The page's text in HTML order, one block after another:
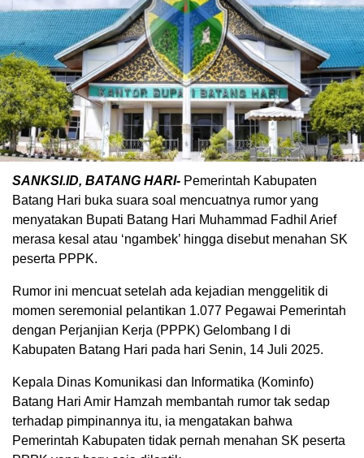
SANKSI.ID, BATANG HARI- Pemerintah Kabupaten
Batang Hari buka suara soal mencuatnya rumor yang
menyatakan Bupati Batang Hari Muhammad Fadhil Arief
merasa kesal atau ‘ngambek’ hingga disebut menahan SK
peserta PPPK.
‎Rumor ini mencuat setelah ada kejadian menggelitik di
momen seremonial pelantikan 1.077 Pegawai Pemerintah
dengan Perjanjian Kerja (PPPK) Gelombang I di
Kabupaten Batang Hari pada hari Senin, 14 Juli 2025.
‎Kepala Dinas Komunikasi dan Informatika (Kominfo)
Batang Hari Amir Hamzah membantah rumor tak sedap
terhadap pimpinannya itu, ia mengatakan bahwa
Pemerintah Kabupaten tidak pernah menahan SK peserta